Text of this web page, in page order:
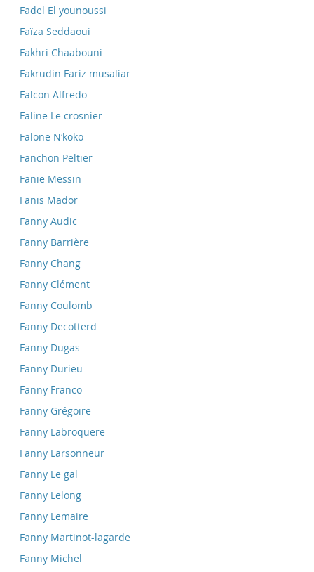
Fadel El younoussi
Faïza Seddaoui
Fakhri Chaabouni
Fakrudin Fariz musaliar
Falcon Alfredo
Faline Le crosnier
Falone N‘koko
Fanchon Peltier
Fanie Messin
Fanis Mador
Fanny Audic
Fanny Barrière
Fanny Chang
Fanny Clément
Fanny Coulomb
Fanny Decotterd
Fanny Dugas
Fanny Durieu
Fanny Franco
Fanny Grégoire
Fanny Labroquere
Fanny Larsonneur
Fanny Le gal
Fanny Lelong
Fanny Lemaire
Fanny Martinot-lagarde
Fanny Michel